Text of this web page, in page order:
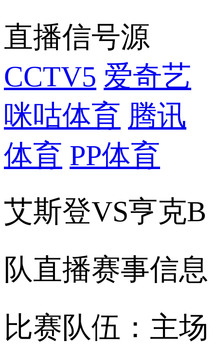
直播信号源
CCTV5 爱奇艺
咪咕体育 腾讯
体育 PP体育
艾斯登VS亨克B
队直播赛事信息
比赛队伍：主场